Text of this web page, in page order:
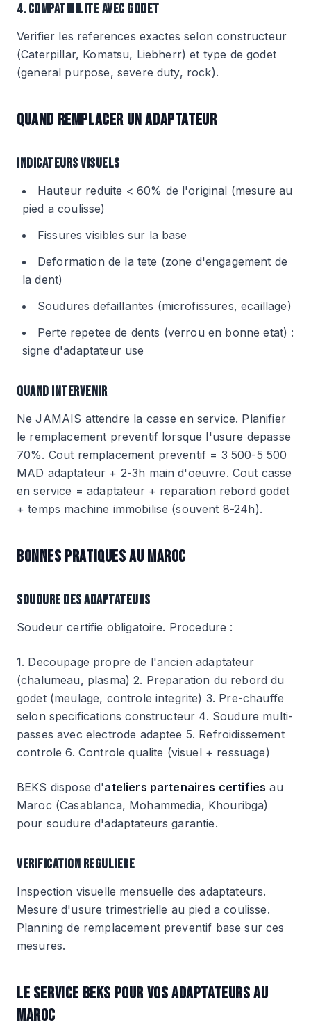
4. COMPATIBILITE AVEC GODET
Verifier les references exactes selon constructeur
(Caterpillar, Komatsu, Liebherr) et type de godet
(general purpose, severe duty, rock).
QUAND REMPLACER UN ADAPTATEUR
INDICATEURS VISUELS
Hauteur reduite < 60% de l'original (mesure au
pied a coulisse)
Fissures visibles sur la base
Deformation de la tete (zone d'engagement de
la dent)
Soudures defaillantes (microfissures, ecaillage)
Perte repetee de dents (verrou en bonne etat) :
signe d'adaptateur use
QUAND INTERVENIR
Ne JAMAIS attendre la casse en service. Planifier
le remplacement preventif lorsque l'usure depasse
70%. Cout remplacement preventif = 3 500-5 500
MAD adaptateur + 2-3h main d'oeuvre. Cout casse
en service = adaptateur + reparation rebord godet
+ temps machine immobilise (souvent 8-24h).
BONNES PRATIQUES AU MAROC
SOUDURE DES ADAPTATEURS
Soudeur certifie obligatoire. Procedure :
1. Decoupage propre de l'ancien adaptateur
(chalumeau, plasma) 2. Preparation du rebord du
godet (meulage, controle integrite) 3. Pre-chauffe
selon specifications constructeur 4. Soudure multi-
passes avec electrode adaptee 5. Refroidissement
controle 6. Controle qualite (visuel + ressuage)
BEKS dispose d'ateliers partenaires certifies au
Maroc (Casablanca, Mohammedia, Khouribga)
pour soudure d'adaptateurs garantie.
VERIFICATION REGULIERE
Inspection visuelle mensuelle des adaptateurs.
Mesure d'usure trimestrielle au pied a coulisse.
Planning de remplacement preventif base sur ces
mesures.
LE SERVICE BEKS POUR VOS ADAPTATEURS AU
MAROC